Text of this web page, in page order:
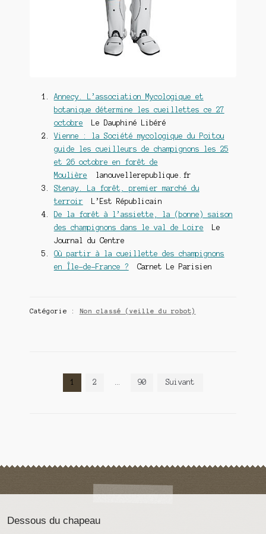
Annecy. L’association Mycologique et
botanique détermine les cueillettes ce 27
octobre Le Dauphiné Libéré
Vienne : la Société mycologique du Poitou
guide les cueilleurs de champignons les 25
et 26 octobre en forêt de
Moulière lanouvellerepublique.fr
Stenay. La forêt, premier marché du
terroir L’Est Républicain
De la forêt à l’assiette, la (bonne) saison
des champignons dans le val de Loire Le
Journal du Centre
Où partir à la cueillette des champignons
en Île-de-France ? Carnet Le Parisien
Catégorie : Non classé (veille du robot)
Navigation
1 2 90 Suivant
Dessous du chapeau